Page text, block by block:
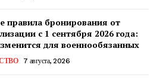
правила бронирования от
с 1 сентября 2026 года:
для военнообязанных
7 августа, 2026